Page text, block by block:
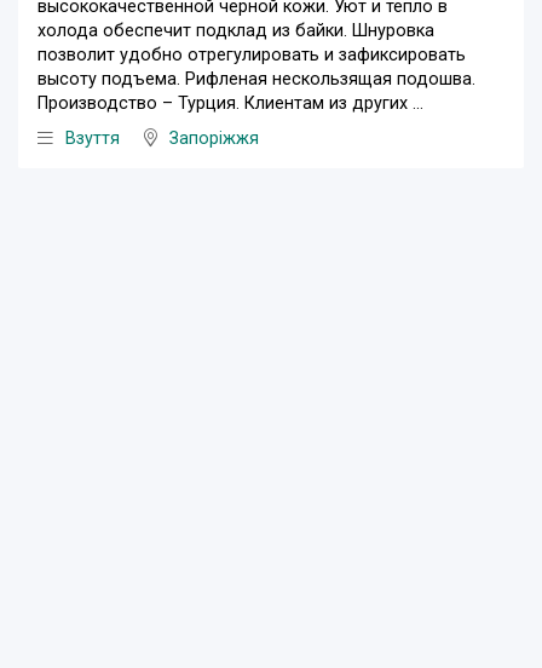
высококачественной черной кожи. Уют и тепло в
холода обеспечит подклад из байки. Шнуровка
позволит удобно отрегулировать и зафиксировать
высоту подъема. Рифленая нескользящая подошва.
Производство – Турция. Клиентам из других ...
Взуття
Запоріжжя